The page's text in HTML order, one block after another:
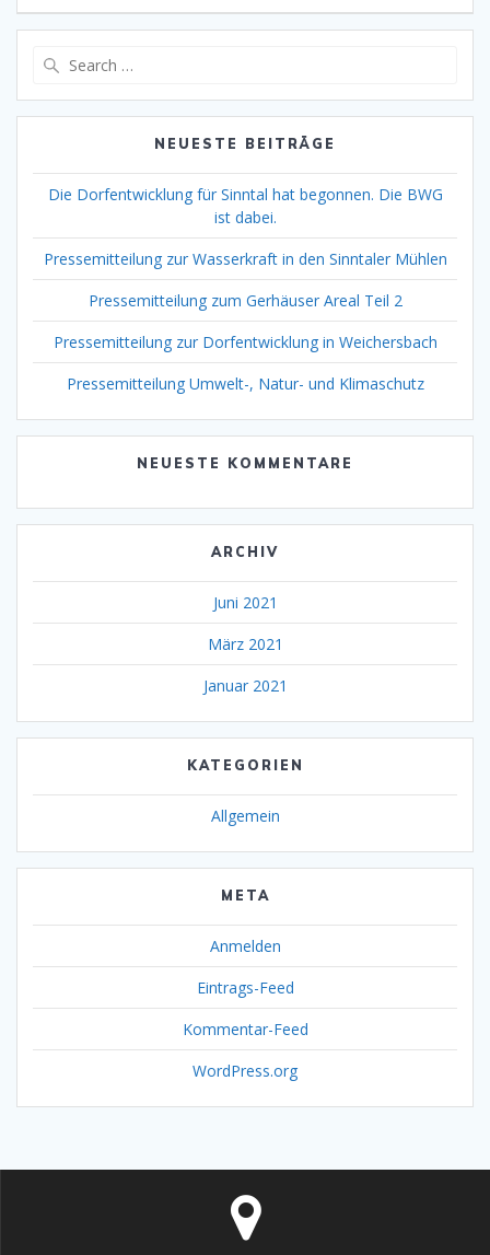
NEUESTE BEITRÄGE
Die Dorfentwicklung für Sinntal hat begonnen. Die BWG
ist dabei.
Pressemitteilung zur Wasserkraft in den Sinntaler Mühlen
Pressemitteilung zum Gerhäuser Areal Teil 2
Pressemitteilung zur Dorfentwicklung in Weichersbach
Pressemitteilung Umwelt-, Natur- und Klimaschutz
NEUESTE KOMMENTARE
ARCHIV
Juni 2021
März 2021
Januar 2021
KATEGORIEN
Allgemein
META
Anmelden
Eintrags-Feed
Kommentar-Feed
WordPress.org